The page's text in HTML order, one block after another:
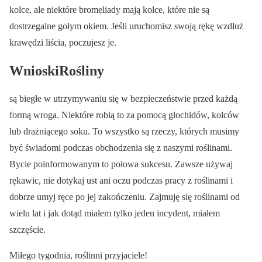
kolce, ale niektóre bromeliady mają kolce, które nie są
dostrzegalne gołym okiem. Jeśli uruchomisz swoją rękę wzdłuż
krawędzi liścia, poczujesz je.
WnioskiRośliny
są biegłe w utrzymywaniu się w bezpieczeństwie przed każdą
formą wroga. Niektóre robią to za pomocą glochidów, kolców
lub drażniącego soku. To wszystko są rzeczy, których musimy
być świadomi podczas obchodzenia się z naszymi roślinami.
Bycie poinformowanym to połowa sukcesu. Zawsze używaj
rękawic, nie dotykaj ust ani oczu podczas pracy z roślinami i
dobrze umyj ręce po jej zakończeniu. Zajmuję się roślinami od
wielu lat i jak dotąd miałem tylko jeden incydent, miałem
szczęście.
Miłego tygodnia, roślinni przyjaciele!